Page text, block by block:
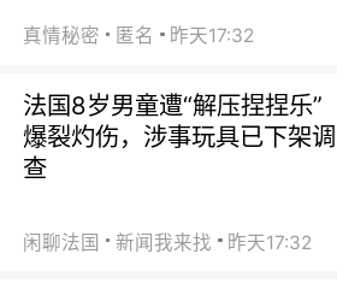
真情秘密 匿名 昨天17:32
法国8岁男童遭“解压捏捏乐”
爆裂灼伤，涉事玩具已下架调
查
闲聊法国 新闻我来找 昨天17:32